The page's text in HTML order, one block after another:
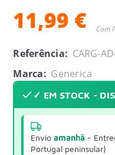
11,99 € Com
Referência: CARG-
Marca: Generica
✓ EM STOCK -
Envioamanhã -
Portugal peninsular)